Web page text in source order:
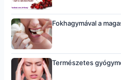
Fokhagymával a
Természetes